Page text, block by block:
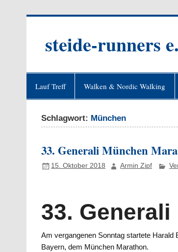
steide-runners
Lauf Treff Walken & Nordic Walking
Schlagwort: München
33. Generali München
15. Oktober 2018 Armin Zipf
33.
Am vergangenen Sonntag startete
Bayern, dem München Marathon.